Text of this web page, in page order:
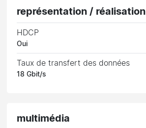
représentation / réalisation
HDCP
Oui
Taux de transfert des données
18 Gbit/s
multimédia